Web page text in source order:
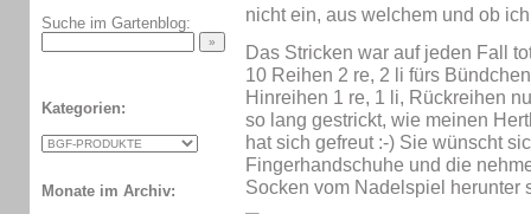
nicht ein, aus welchem und ob
Das Stricken war auf jeden Fall
10 Reihen 2 re, 2 li fürs
Hinreihen 1 re, 1 li, Rückreihen
so lang gestrickt, wie meinen
hat sich gefreut :-) Sie wünscht
Fingerhandschuhe und die
Socken vom Nadelspiel herunter
Suche im Gartenblog:
Kategorien:
Monate im Archiv: